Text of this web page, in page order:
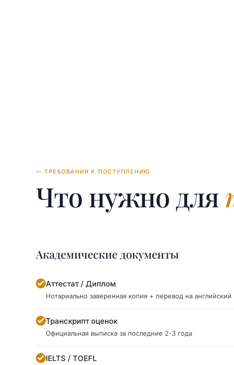
— ТРЕБОВАНИЯ К ПОСТУПЛЕНИЮ
Что нужно для
Академические документы
Аттестат / Диплом
Нотариально заверенная копия + перевод на английский
Транскрипт оценок
Официальная выписка за последние 2-3 года
IELTS / TOEFL